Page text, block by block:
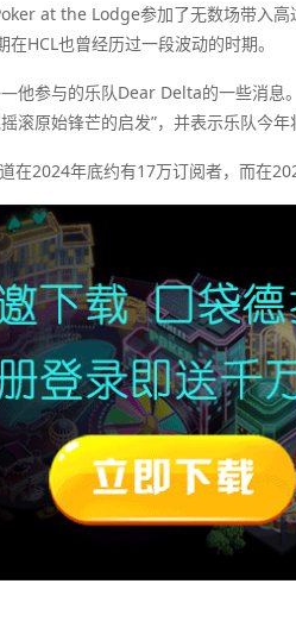
at the Lodge参加了无数场带入高
HCL也曾经历过一段波动的时期。
他参与的乐队Dear Delta的一些消息
原始锋芒的启发”，并表示乐队今年
2024年底约有17万订阅者，而在